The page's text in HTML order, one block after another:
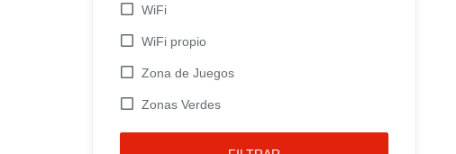
WiFi
WiFi propio
Zona de Juegos
Zonas Verdes